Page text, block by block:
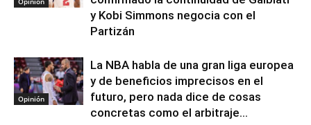
y Kobi Simmons negocia con el
Partizán
Opinión
La NBA habla de una gran liga europea
y de beneficios imprecisos en el
futuro, pero nada dice de cosas
concretas como el arbitraje...